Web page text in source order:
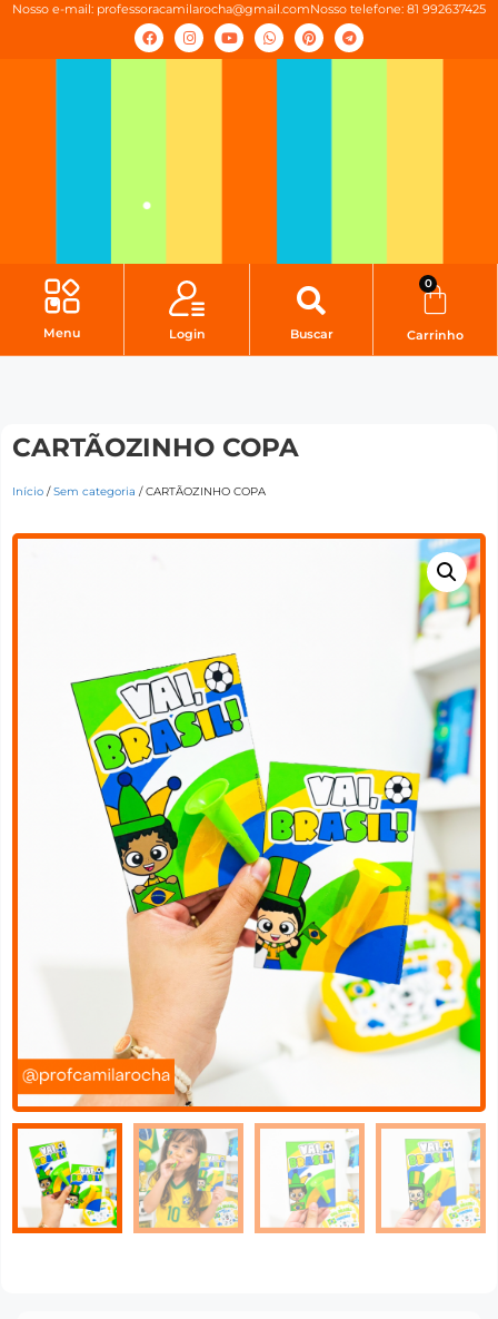
Nosso e-mail: professoracamilarocha@gmail.comNosso telefone: 81 992637425
Menu Login Buscar
0
Carrinho
CARTÃOZINHO COPA
Início /Sem categoria / CARTÃOZINHO COPA